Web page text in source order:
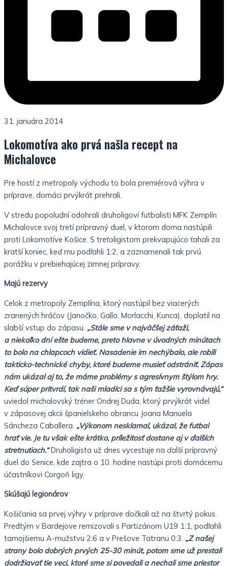
31. januára 2014
Lokomotíva ako prvá našla recept na
Michalovce
Pre hostí z metropoly východu to bola premiérová výhra v
príprave, domáci prvýkrát prehrali.
V stredu popoludní odohrali druholigoví futbalisti MFK Zemplín
Michalovce svoj tretí prípravný duel, v ktorom doma nastúpili
proti Lokomotíve Košice. S treťoligistom prekvapujúco ťahali za
kratší koniec, keď mu podľahli 1:2, a zaznamenali tak prvú
porážku v prebiehajúcej zimnej prípravy.
Majú rezervy
Celok z metropoly Zemplína, ktorý nastúpil bez viacerých
zranených hráčov (Janočko, Gallo, Morlacchi, Kunca), doplatil na
slabší vstup do zápasu. „Stále sme v najväčšej záťaži,
a niekoľko dní ešte budeme, preto hlavne v úvodných minútach
to bolo na chlapcoch vidieť. Nasadenie im nechýbalo, ale robili
takticko-technické chyby, ktoré budeme musieť odstrániť. Zápas
nám ukázal aj to, že máme problémy s agresívnym štýlom hry.
Keď súper pritvrdí, tak naši mladíci sa s tým ťažšie vyrovnávajú,“
uviedol michalovský tréner Ondrej Duda, ktorý prvýkrát videl
v zápasovej akcii španielskeho obrancu Joana Manuela
Sáncheza Caballera. „Výkonom nesklamal, ukázal, že futbal
hrať vie. Je tu však ešte krátko, príležitosť dostane aj v ďalších
stretnutiach.“Druholigista už dnes vycestuje na ďalší prípravný
duel do Senice, kde zajtra o 10. hodine nastúpi proti domácemu
účastníkovi Corgoň ligy.
Skúšajú legionárov
Košičania sa prvej výhry v príprave dočkali až na štvrtý pokus.
Predtým v Bardejove remizovali s Partizánom U19 1:1, podľahli
tamojšiemu A-mužstvu 2:6 a v Prešove Tatranu 0:3. „Z našej
strany bolo dobrých prvých 25-30 minút, potom sme už prestali
dodržiavať tie veci, ktoré sme si povedali a nechali sme priestor